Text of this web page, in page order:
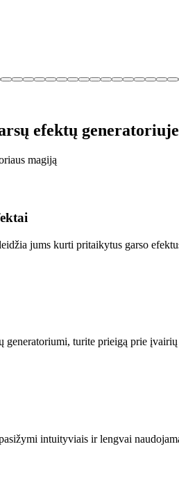
efektų generatoriuje
magiją
jums kurti pritaikytus garso
generatoriumi, turite prieigą prie
intuityviais ir lengvai